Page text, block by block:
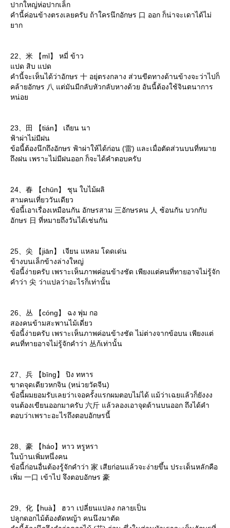
ปากใหญ่ห่อปากเล็ก
คำนี้ค่อนข้างตรงเลยครับ ถ้าใครนึกอักษร 口 ออก ก็น่าจะเดาได้ไม่
าก
22、米 【mǐ】 หมี่ ข้าว
ปด สิบ แปด
คำนี้จะเห็นได้ว่าอักษร 十 อยุ่ตรงกลาง ส่วนขีดทางด้านข้างจะว่าไปก็
คล้ายอักษร 八 แต่มันมีกลับหัวกลับหางด้วย อันนี้ต้องใช้จินตนาการ
หน่อ
23、田 【tián】 เถียน นา
ฟ้าผ่าไม่มีฝน
ข้อนี้ต้องนึกถึงอักษร ฟ้าผ่าให้ได้ก่อน (雷) และเมื่อตัดส่วนบนที่หมา
ถึงฝน เพราะไม่มีฝนออก ก็จะได้คำตอบครับ
24、春 【chūn】 ชุน ใบไม้ผลิ
สามคนเที่ยววันเดียว
ข้อนี้เอาเรื่องเหมือนกัน อักษรสาม 三อักษรคน 人 ซ้อนกัน บวกกับ
อักษร 日 ที่หมายถึงวันได้เช่นกัน
25、尖 【jiān】 เจียน แหลม โดดเด่น
ข้างบนเล็กข้างล่างใหญ่
ข้อนี้ง่ายครับ เพราะเห็นภาพค่อนข้างชัด เพียงแต่คนที่ทายอาจไม่รู้จัก
คำว่า 尖 ว่าแปลว่าอะไรก็เท่านั้น
26、丛 【cóng】 ฉง พุ่ม กอ
สองคนข้ามสะพานไม้เดี่ยว
ข้อนี้ง่ายครับ เพราะเห็นภาพค่อนข้างชัด ไม่ต่างจากข้อบน เพียงแต่
คนที่ทายอาจไม่รู้จักคำว่า 丛ก้เท่านั้น
27、兵 【bīng】 ปิง ทหาร
ขาดจุดเดียวหกจิน (หน่วยวัดจีน)
ข้อนี้ผมยอมรับเลยว่าเจอครั้งแรกผมตอบไม่ได้ แม้ว่าเฉยแล้วก็ยังงง
จนต้องเขียนออกมาครับ 六斤 แล้วลองเอาจุดด้านบนออก ถึงได้คำ
ตอบว่าเพราะอะไรถึงตอบอักษรนี้
28、豪 【háo】หาว หรูหรา
นบ้านเพิ่มหนึ่งคน
ข้อนี้ก่อนอื่นต้องรู้จักคำว่า 家 เสียก่อนแล้วจะง่ายขึ้น ประเด็นหลักคือ
เพิ่ม 一口 เข้าไป จึงตอบอักษร 豪
29、化【huà】 ฮวา เปลี่ยนแปลง กลายเป็น
ปลูกดอกไม้ต้องตัดหญ้า คนนึงมาตัด